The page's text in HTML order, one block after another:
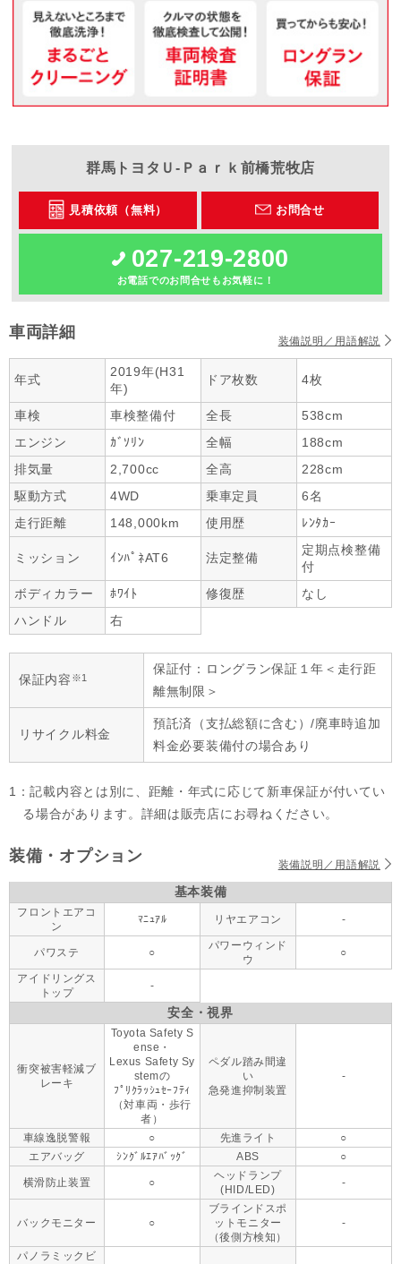
群馬トヨタ Ｕ-Ｐａｒｋ前橋荒牧店
見積依頼（無料） お問合せ
027-219-2800
お電話でのお問合せもお気軽に！
車両詳細 装備説明／用語解説
年式
2019年(H31
年)
ドア枚数 4枚
車検 車検整備付 全長
538cm
エンジン
ｶﾞｿﾘﾝ 全幅
188cm
排気量
2,700cc 全高
228cm
駆動方式
4WD 乗車定員
6名
走行距離
148,000km 使用歴 ﾚﾝﾀｶｰ
ミッション ｲﾝﾊﾟﾈAT6 法定整備
定期点検整備
付
ボディカラー
ﾎﾜｲﾄ 修復歴
なし
ハンドル
右
保証内容 ※1
保証付：ロングラン保証１年＜走行距
離無制限＞
リサイクル料金
預託済（支払総額に含む）/廃車時追加
料金必要装備付の場合あり
1：記載内容とは別に、距離・年式に応じて新車保証が付いてい
る場合があります。詳細は販売店にお尋ねください。
装備・オプション 装備説明／用語解説
基本装備
フロントエアコ
ン
ﾏﾆｭｱﾙ リヤエアコン -
パワステ ○
パワーウィンド
ウ
○
アイドリングス
トップ
-
安全・視界
衝突被害軽減ブ
レーキ
Toyota Safety S
ense・
Lexus Safety Sy
stemの
ﾌﾟﾘｸﾗｯｼｭｾｰﾌﾃｨ
（対車両・歩行
者）
ペダル踏み間違
い
急発進抑制装置
-
車線逸脱警報 ○ 先進ライト
○
エアバッグ
ｼﾝｸﾞﾙｴｱﾊﾞｯｸﾞ ABS ○
横滑防止装置 ○
ヘッドランプ
(HID/LED)
-
バックモニター ○
ブラインドスポ
ットモニター
（後側方検知）
-
パノラミックビ